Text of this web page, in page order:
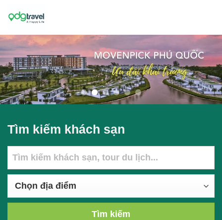
Tìm kiếm khách sạn
Tìm kiếm